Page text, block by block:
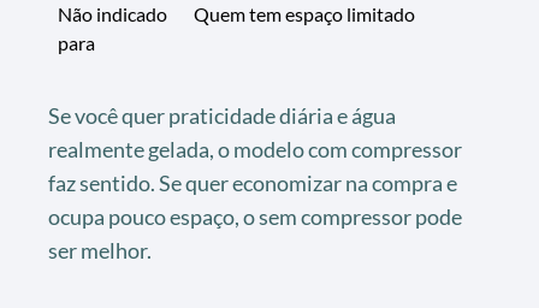
Não indicado
para
Quem tem espaço limitado
Se você quer praticidade diária e água
realmente gelada, o modelo com compressor
faz sentido. Se quer economizar na compra e
ocupa pouco espaço, o sem compressor pode
ser melhor.